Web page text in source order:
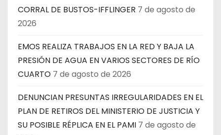
CORRAL DE BUSTOS-IFFLINGER 7 de agosto de
2026
EMOS REALIZA TRABAJOS EN LA RED Y BAJA LA
PRESIÓN DE AGUA EN VARIOS SECTORES DE RÍO
CUARTO 7 de agosto de 2026
DENUNCIAN PRESUNTAS IRREGULARIDADES EN EL
PLAN DE RETIROS DEL MINISTERIO DE JUSTICIA Y
SU POSIBLE RÉPLICA EN EL PAMI 7 de agosto de